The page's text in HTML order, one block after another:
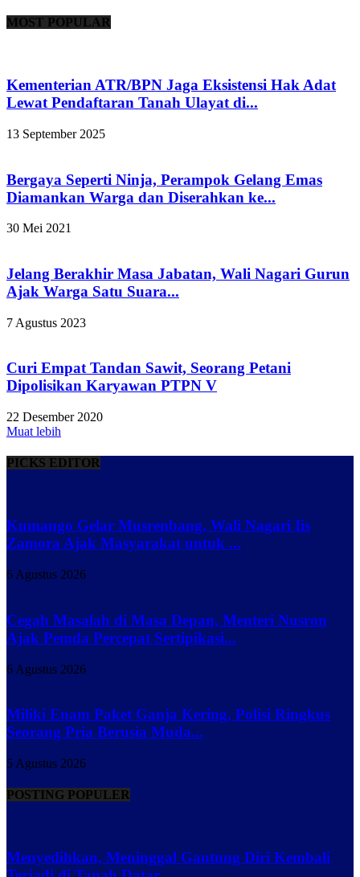
MOST POPULAR
Kementerian ATR/BPN Jaga Eksistensi Hak Adat
Lewat Pendaftaran Tanah Ulayat di...
13 September 2025
Bergaya Seperti Ninja, Perampok Gelang Emas
Diamankan Warga dan Diserahkan ke...
30 Mei 2021
Jelang Berakhir Masa Jabatan, Wali Nagari Gurun
Ajak Warga Satu Suara...
7 Agustus 2023
Curi Empat Tandan Sawit, Seorang Petani
Dipolisikan Karyawan PTPN V
22 Desember 2020
Muat lebih
PICKS EDITOR
Kumango Gelar Musrenbang, Wali Nagari Iis
Zamora Ajak Masyarakat untuk ...
6 Agustus 2026
Cegah Masalah di Masa Depan, Menteri Nusron
Ajak Pemda Percepat Sertipikasi...
6 Agustus 2026
Miliki Enam Paket Ganja Kering, Polisi Ringkus
Seorang Pria Berusia Muda...
5 Agustus 2026
POSTING POPULER
Menyedihkan, Meninggal Gantung Diri Kembali